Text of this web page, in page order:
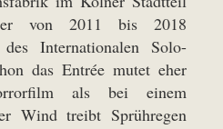
er von 2011 bis 2018
Internationalen Solo-
das Entrée mutet eher
als bei einem
Wind treibt Sprühregen